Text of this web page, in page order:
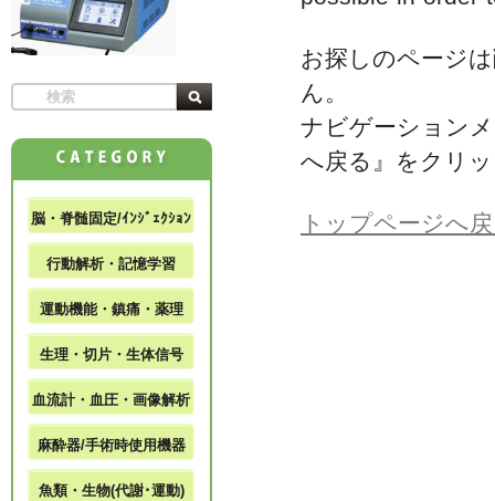
お探しのページ
ん。
ナビゲーション
へ戻る』をクリ
トップページへ
脳・脊髄固定/ｲﾝｼﾞｪｸｼｮﾝ
行動解析・記憶学習
運動機能・鎮痛・薬理
生理・切片・生体信号
血流計・血圧・画像解析
麻酔器/手術時使用機器
魚類・生物(代謝･運動)